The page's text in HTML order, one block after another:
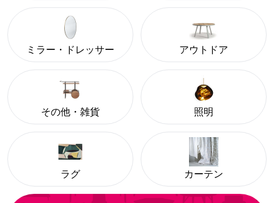
ミラー・ドレッサー アウトドア
その他・雑貨 照明
ラグ カーテン